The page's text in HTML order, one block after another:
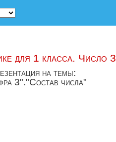
для 1 класса. Число 3
на темы:
3"."Состав числа"